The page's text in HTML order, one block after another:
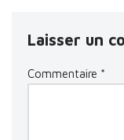
Laisser un
Commentaire *